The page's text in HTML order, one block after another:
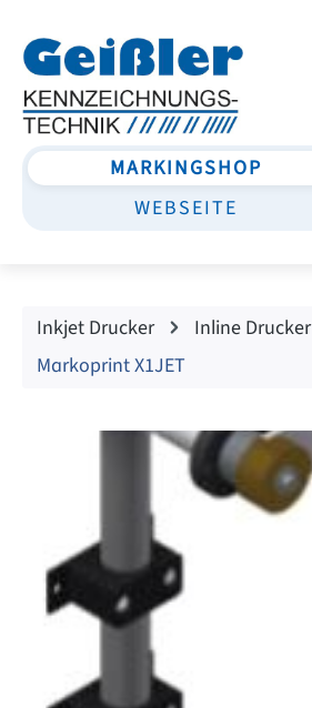
MARKINGSHOP
WEBSEITE
Inkjet Drucker
Inline Drucker
Markoprint X1JET
Bildergalerie überspringen